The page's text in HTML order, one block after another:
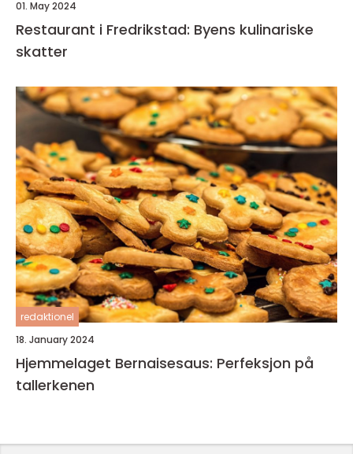
01. May 2024
Restaurant i Fredrikstad: Byens kulinariske
skatter
redaktionel
18. January 2024
Hjemmelaget Bernaisesaus: Perfeksjon på
tallerkenen